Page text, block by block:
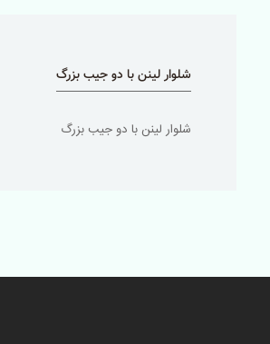
شلوار لینن با دو جیب بزرگ
شلوار لینن با دو جیب بزرگ